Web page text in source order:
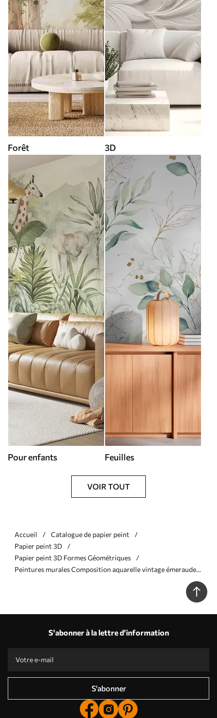
Forêt 3D
Pour enfants Feuilles
VOIR TOUT
Accueil
Catalogue de papier peint
Papier peint 3D
Papier peint 3D Formes Géométriques
Peintures murales Composition aquarelle vintage émeraude
S'abonner à la lettre d'information
S'abonner